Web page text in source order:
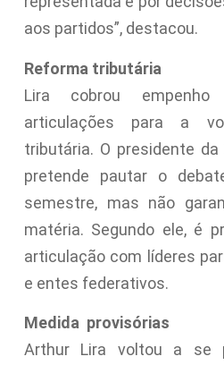
aos partidos”, destacou.
Reforma tributária
Lira cobrou
articulações para a
tributária. O presidente
pretende pautar o
semestre, mas não
matéria. Segundo ele, é
articulação com líderes
e entes federativos.
Medida provisórias
Arthur Lira voltou a se